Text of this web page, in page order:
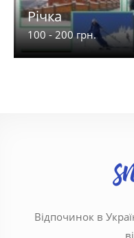
Річка
100 - 200 грн.
Відпочинок в